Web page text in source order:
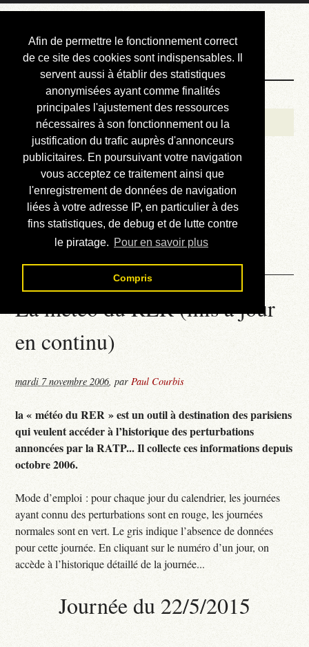
Afin de permettre le fonctionnement correct
de ce site des cookies sont indispensables. Il
servent aussi à établir des statistiques
anonymisées ayant comme finalités
principales l'ajustement des ressources
nécessaires à son fonctionnement ou la
justification du trafic auprès d'annonceurs
publicitaires. En poursuivant votre navigation
vous acceptez ce traitement ainsi que
l'enregistrement de données de navigation
liées à votre adresse IP, en particulier à des
fins statistiques, de debug et de lutte contre
le piratage. Pour en savoir plus
Compris
Courbis, « LE »
Blog Officiel
Bienvenue
Réalisations
Divers (et d’été)
Annonces
Liens externes
Téléchargement
Contact
La météo du RER (mis à jour
en continu)
mardi 7 novembre 2006,parPaul Courbis
la « météo du RER » est un outil à destination des parisiens
qui veulent accéder à l’historique des perturbations
annoncées par la RATP... Il collecte ces informations depuis
octobre 2006.
Mode d’emploi : pour chaque jour du calendrier, les journées
ayant connu des perturbations sont en rouge, les journées
normales sont en vert. Le gris indique l’absence de données
pour cette journée. En cliquant sur le numéro d’un jour, on
accède à l’historique détaillé de la journée...
Journée du 22/5/2015